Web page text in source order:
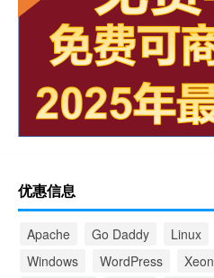
优惠信息
Apache Go Daddy Linux
Windows
WordPress Xeon